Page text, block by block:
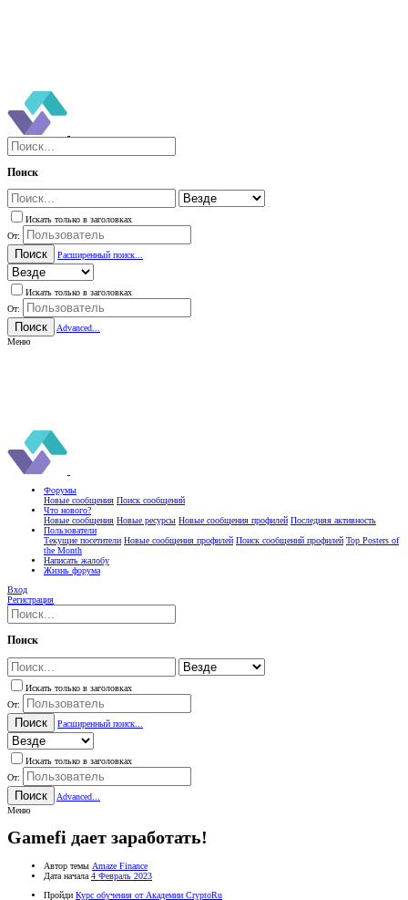
Поиск
Искать только в заголовках
От:
Поиск Расширенный поиск...
Искать только в заголовках
От:
Поиск
Advanced...
Меню
Форумы
Новые сообщения Поиск сообщений
Что нового?
Новые сообщения Новые ресурсы Новые сообщения профилей Последняя активность
Пользователи
Текущие посетители Новые сообщения профилей Поиск сообщений профилей Top Posters of
the Month
Написать жалобу
Жизнь форума
Вход
Регистрация
Поиск
Искать только в заголовках
От:
Поиск Расширенный поиск...
Искать только в заголовках
От:
Поиск
Advanced...
Меню
Gamefi дает заработать!
Автор темы Amaze Finance
Дата начала 4 Февраль 2023
Пройди Курс обучения от Академии CryptoRu